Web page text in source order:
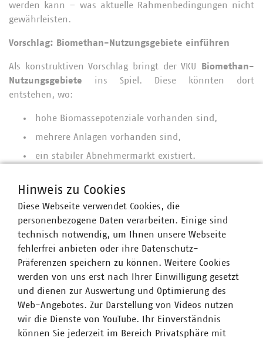
werden kann – was aktuelle Rahmenbedingungen nicht
gewährleisten.
Vorschlag: Biomethan-Nutzungsgebiete einführen
Als konstruktiven Vorschlag bringt der VKU
Biomethan-
Nutzungsgebiete ins Spiel. Diese könnten dort
entstehen, wo:
hohe Biomassepotenziale vorhanden sind,
mehrere Anlagen vorhanden sind,
ein stabiler Abnehmermarkt existiert.
Netzbetreiber Planungssicherheit erhalten.
Sammelleitungen und gemeinsame Aufbereitungsanlagen
würden zudem Kosten senken und Netze effizienter
machen.
Der VKU macht deutlich:
Biomethan ist und bleibt ein zentraler Teil der
Energiewende.
Planungssicherheit ist wichtig – aberrealistische
Fristen sind für eine gelungene Netztransformation
Hinweis zu Cookies
Diese Webseite verwendet Cookies, die
personenbezogene Daten verarbeiten. Einige sind
technisch notwendig, um Ihnen unsere Webseite
fehlerfrei anbieten oder ihre Datenschutz-
Präferenzen speichern zu können. Weitere Cookies
werden von uns erst nach Ihrer Einwilligung gesetzt
und dienen zur Auswertung und Optimierung des
Web-Angebotes. Zur Darstellung von Videos nutzen
wir die Dienste von YouTube. Ihr Einverständnis
können Sie jederzeit im Bereich Privatsphäre mit